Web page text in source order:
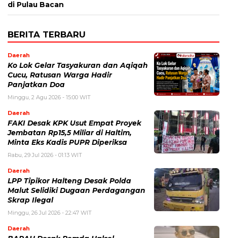
di Pulau Bacan
BERITA TERBARU
Daerah
Ko Lok Gelar Tasyakuran dan Aqiqah
Cucu, Ratusan Warga Hadir
Panjatkan Doa
Minggu, 2 Agu 2026 - 15:00 WIT
Daerah
FAKI Desak KPK Usut Empat Proyek
Jembatan Rp15,5 Miliar di Haltim,
Minta Eks Kadis PUPR Diperiksa
Rabu, 29 Jul 2026 - 01:13 WIT
Daerah
LPP Tipikor Halteng Desak Polda
Malut Selidiki Dugaan Perdagangan
Skrap Ilegal
Minggu, 26 Jul 2026 - 22:47 WIT
Daerah